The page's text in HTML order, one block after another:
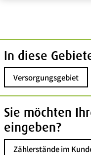
In diese
Versorgungsgebiet
Sie möchten
eingeben?
Zählerstände im